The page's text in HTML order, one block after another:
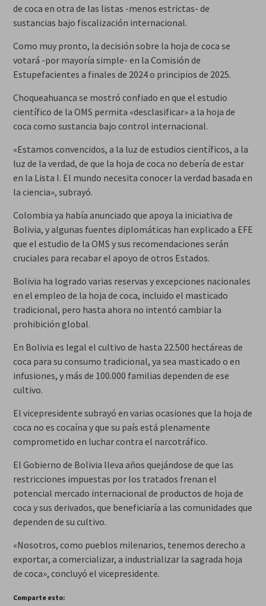
de coca en otra de las listas -menos estrictas- de
sustancias bajo fiscalización internacional.
Como muy pronto, la decisión sobre la hoja de coca se
votará -por mayoría simple- en la Comisión de
Estupefacientes a finales de 2024 o principios de 2025.
Choqueahuanca se mostró confiado en que el estudio
científico de la OMS permita «desclasificar» a la hoja de
coca como sustancia bajo control internacional.
«Estamos convencidos, a la luz de estudios científicos, a la
luz de la verdad, de que la hoja de coca no debería de estar
en la Lista I. El mundo necesita conocer la verdad basada en
la ciencia», subrayó.
Colombia ya había anunciado que apoya la iniciativa de
Bolivia, y algunas fuentes diplomáticas han explicado a EFE
que el estudio de la OMS y sus recomendaciones serán
cruciales para recabar el apoyo de otros Estados.
Bolivia ha logrado varias reservas y excepciones nacionales
en el empleo de la hoja de coca, incluido el masticado
tradicional, pero hasta ahora no intentó cambiar la
prohibición global.
En Bolivia es legal el cultivo de hasta 22.500 hectáreas de
coca para su consumo tradicional, ya sea masticado o en
infusiones, y más de 100.000 familias dependen de ese
cultivo.
El vicepresidente subrayó en varias ocasiones que la hoja de
coca no es cocaína y que su país está plenamente
comprometido en luchar contra el narcotráfico.
El Gobierno de Bolivia lleva años quejándose de que las
restricciones impuestas por los tratados frenan el
potencial mercado internacional de productos de hoja de
coca y sus derivados, que beneficiaría a las comunidades que
dependen de su cultivo.
«Nosotros, como pueblos milenarios, tenemos derecho a
exportar, a comercializar, a industrializar la sagrada hoja
de coca», concluyó el vicepresidente.
Comparte esto: